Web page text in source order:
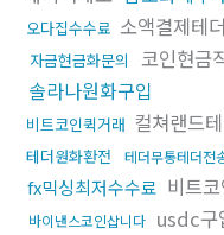
오다집수수료 소액결제테
자금현금화문의
코인현금
솔라나원화구입
비트코인퀵거래 컬쳐랜드
테더원화환전 테더무통테더전
fx믹싱최저수수료 비트
바이낸스코인삽니다 usdc구